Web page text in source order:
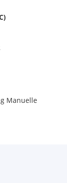
Manuelle